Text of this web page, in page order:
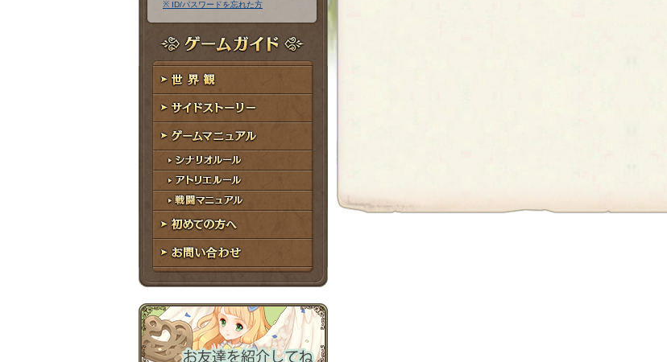
ア
ド
レ
ス
ー
ド
※ ID/パスワードを忘れた方
ゲームガイド
世界観
サイドストーリー
ゲームマニュアル
シナリオルール
アトリエルール
戦闘マニュアル
初めての方へ
お問い合わせ